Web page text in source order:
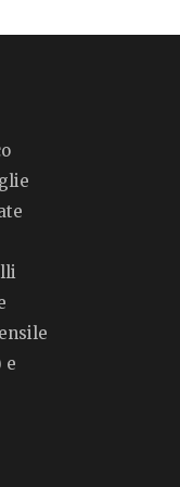
e